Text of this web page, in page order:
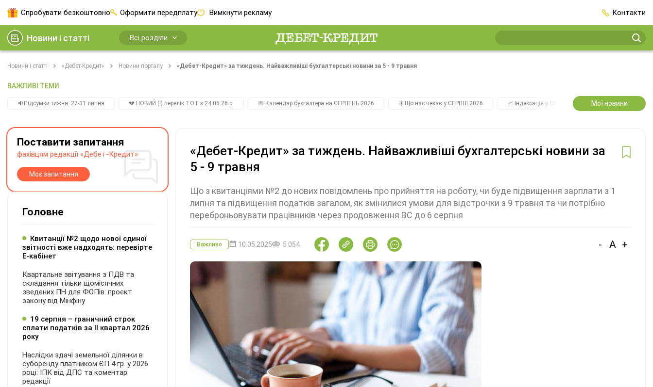
Спробувати безкоштовно Оформити передплату Вимкнути рекламу Контакти
Новини і статті Всі розділи
Новини і статті «Дебет-Кредит» Новини порталу «Дебет-Кредит» за тиждень. Найважливіші бухгалтерські новини за 5 - 9 травня
ВАЖЛИВІ ТЕМИ
🔉Підсумки тижня. 27-31 липня 💔 НОВИЙ (!) перелік ТОТ з 24.06.26 р. 📅 Календар бухгалтера на СЕРПЕНЬ 2026 ☀️Що нас чекає у СЕРПНІ 2026 📈 Індексація у СЕРПНІ 2️⃣0️⃣2️⃣7️⃣ Усі
Мої новини
«Дебет-Кредит» за тиждень. Найважливіші бухгалтерські новини за
5 - 9 травня
Що з квитанціями №2 до нових повідомлень про прийняття на роботу, чи буде підвищення зарплати з 1
липня та підвищення податків загалом, як змінилися умови для відстрочки з 9 травня та чи потрібно
переброньовувати працівників через продовження ВС до 6 серпня
Важливо 10.05.2025 5 054 - A +
Поставити запитання
фахівцям редакції «Дебет-Кредит»
Моє запитання
Головне
Квитанції №2 щодо нової єдиної
звітності вже надходять: перевірте
Е-кабінет
Квартальне звітування з ПДВ та
складання тільки щомісячних
зведених ПН для ФОПів: проєкт
закону від Мінфіну
19 серпня – граничний строк
сплати податків за ІI квартал 2026
року
Наслідки здачі земельної ділянки в
суборенду платником ЄП 4 гр. у 2026
році: ІПК від ДПС та коментар
редакції